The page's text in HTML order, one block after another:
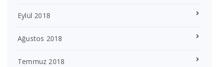
Eylül 2018
Ağustos 2018
Temmuz 2018